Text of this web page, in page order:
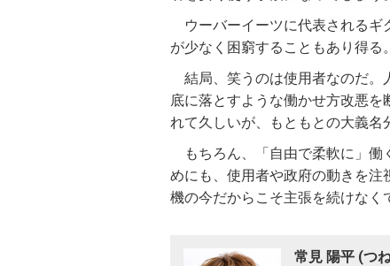
ウーバーイーツに代表される
が少なく困窮することもあり得る。
結局、笑うのは使用者なのだ
底に落とすような働かせ方改悪
れて久しいが、もともとの大義名
もちろん、「自由で柔軟に」
めにも、使用者や政府の動きを
機の今だからこそ主張を続けなく
常見 陽平 (つ